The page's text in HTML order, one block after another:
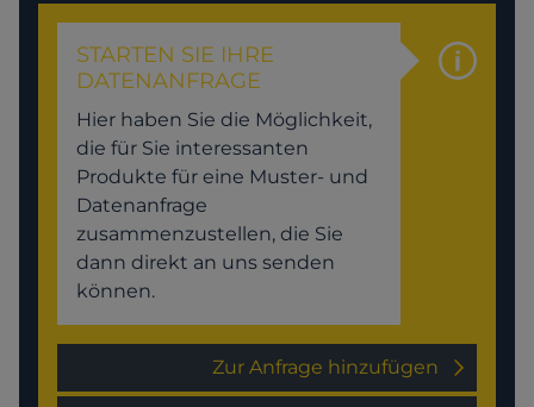
STARTEN SIE IHRE
DATENANFRAGE
Hier haben Sie die Möglichkeit,
die für Sie interessanten
Produkte für eine Muster- und
Datenanfrage
zusammenzustellen, die Sie
dann direkt an uns senden
können.
Zur Anfrage hinzufügen